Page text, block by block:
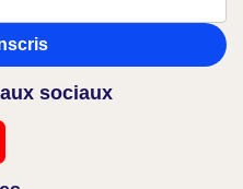
sociaux